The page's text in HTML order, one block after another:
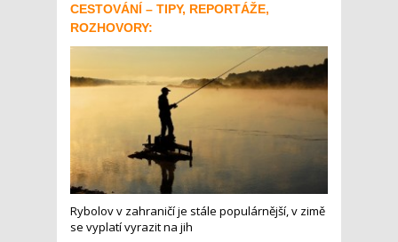
CESTOVÁNÍ – TIPY, REPORTÁŽE,
ROZHOVORY:
Rybolov v zahraničí je stále populárnější, v zimě
se vyplatí vyrazit na jih